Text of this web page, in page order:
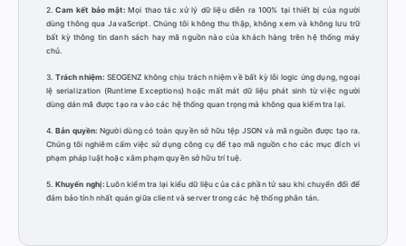
2.Cam kết bảo mật:Mọi thao tác xử lý dữ liệu diễn ra 100% tại thiết bị của người
dùng thông qua JavaScript. Chúng tôi không thu thập, không xem và không lưu trữ
bất kỳ thông tin danh sách hay mã nguồn nào của khách hàng trên hệ thống máy
chủ.
3. Trách nhiệm: SEOGENZ không chịu trách nhiệm về bất kỳ lỗi logic ứng dụng, ngoại
lệ serialization (Runtime Exceptions) hoặc mất mát dữ liệu phát sinh từ việc người
dùng dán mã được tạo ra vào các hệ thống quan trọng mà không qua kiểm tra lại.
4. Bản quyền: Người dùng có toàn quyền sở hữu tệp JSON và mã nguồn được tạo ra.
Chúng tôi nghiêm cấm việc sử dụng công cụ để tạo mã nguồn cho các mục đích vi
phạm pháp luật hoặc xâm phạm quyền sở hữu trí tuệ.
5. Khuyến nghị:Luôn kiểm tra lại kiểu dữ liệu của các phần tử sau khi chuyển đổi để
đảm bảo tính nhất quán giữa client và server trong các hệ thống phân tán.